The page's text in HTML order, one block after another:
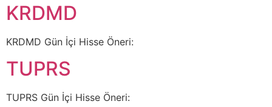
KRDMD
KRDMD Gün İçi Hisse Öneri:
TUPRS
TUPRS Gün İçi Hisse Öneri: